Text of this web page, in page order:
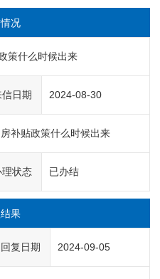
况
策什么时候出来
信日期 2024-08-30
补贴政策什么时候出来
理状态 已办结
果
回复日期 2024-09-05